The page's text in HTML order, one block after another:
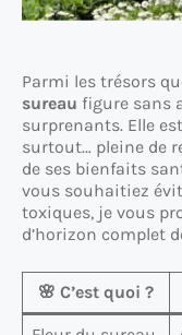
Parmi les trésors
sureau figure sans
surprenants. Elle
surtout… pleine de
de ses bienfaits
vous souhaitiez
toxiques, je vous
d’horizon complet
🌸 C’est quoi ?